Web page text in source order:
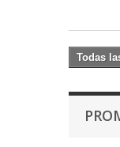
Todas